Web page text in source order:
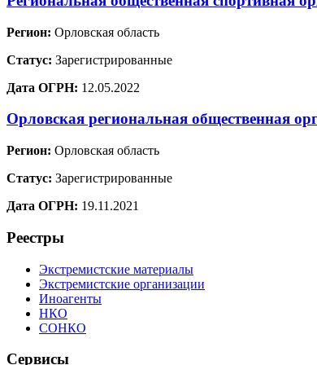
Регион: Орловская область
Статус: Зарегистрированные
Дата ОГРН: 12.05.2022
Орловская региональная общественная
Регион: Орловская область
Статус: Зарегистрированные
Дата ОГРН: 19.11.2021
Реестры
Экстремистские материалы
Экстремистские организации
Иноагенты
НКО
СОНКО
Сервисы